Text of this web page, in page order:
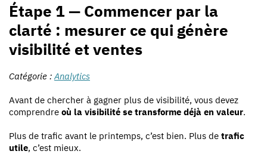
Étape 1 — Commencer par la
clarté : mesurer ce qui génère
visibilité et ventes
Catégorie :Analytics
Avant de chercher à gagner plus de visibilité, vous devez
comprendre où la visibilité se transforme déjà en valeur.
Plus de trafic avant le printemps, c’est bien. Plus de trafic
utile, c’est mieux.